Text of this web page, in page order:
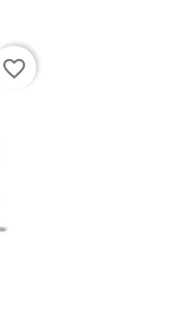
favorite_border